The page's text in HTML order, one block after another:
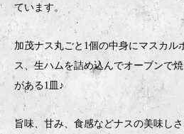
ています。
加茂ナス丸ごと1個の中身にマスカル
ス、生ハムを詰め込んでオーブンで
がある1皿♪
旨味、甘み、食感などナスの美味し